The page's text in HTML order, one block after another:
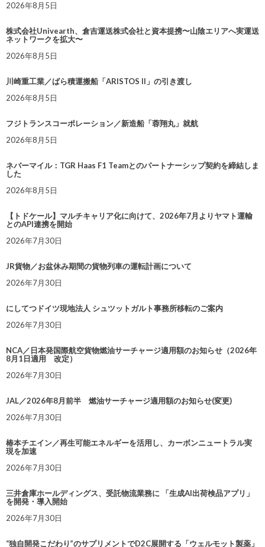
2026年8月5日
株式会社Univearth、倉吉運送株式会社と資本提携〜山陰エリアへ実運送
ネットワークを拡大〜
2026年8月5日
川崎重工業／ばら積運搬船「ARISTOS II」の引き渡し
2026年8月5日
フジトランスコーポレーション／新造船「蓉翔丸」就航
2026年8月5日
ネバーマイル：TGR Haas F1 Teamとのパートナーシップ契約を締結しま
した
2026年8月5日
【トドケール】マルチキャリア化に向けて、2026年7月よりヤマト運輸
とのAPI連携を開始
2026年7月30日
JR貨物／お盆休み期間の貨物列車の運転計画について
2026年7月30日
にしてつドイツ現地法人 シュツットガルト事務所移転のご案内
2026年7月30日
NCA／日本発国際航空貨物燃油サーチャージ適用額のお知らせ（2026年
8月1日適用 改定）
2026年7月30日
JAL／2026年8月前半 燃油サーチャージ適用額のお知らせ(変更)
2026年7月30日
椿本チエイン／再生可能エネルギーを活用し、カーボンニュートラル実
現を加速
2026年7月30日
三井倉庫ホールディングス、受託物流業務に 「生成AI出荷検品アプリ」
を開発・導入開始
2026年7月30日
“独自開発こだわり”のサプリメントでD2C展開する「ウェルモット製薬」